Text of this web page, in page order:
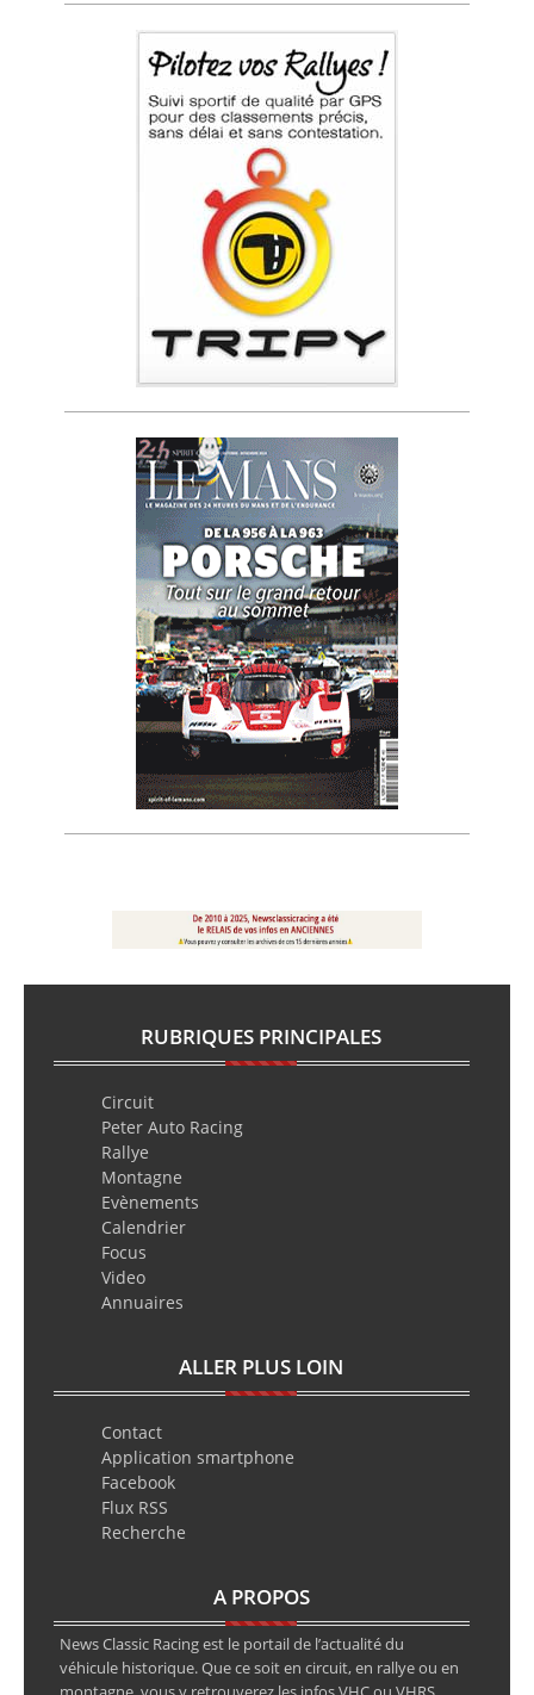
RUBRIQUES PRINCIPALES
Circuit
Peter Auto Racing
Rallye
Montagne
Evènements
Calendrier
Focus
Video
Annuaires
ALLER PLUS LOIN
Contact
Application smartphone
Facebook
Flux RSS
Recherche
A PROPOS
News Classic Racing est le portail de l’actualité du
véhicule historique. Que ce soit en circuit, en rallye ou en